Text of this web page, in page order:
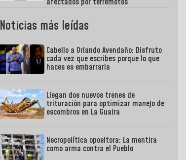
Noticias más leídas
Cabello a Orlando Avendaño: Disfruto
cada vez que escribes porque lo que
haces es embarrarla
Llegan dos nuevos trenes de
trituración para optimizar manejo de
escombros en La Guaira
Necropolítica opositora: La mentira
como arma contra el Pueblo